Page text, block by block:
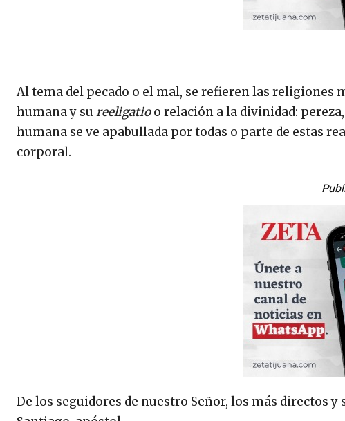
Al tema del pecado o el mal, se refieren las
humana y su reeligatioo relación a la divinidad:
humana se ve apabullada por todas o parte de estas
corporal.
De los seguidores de nuestro Señor, los más directos